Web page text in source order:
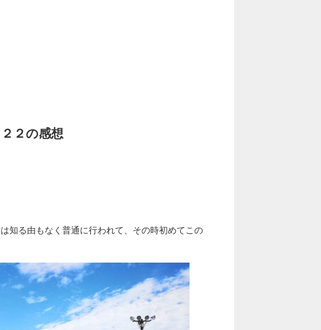
２の感想
知る由もなく普通に行われて、その時初めてこの